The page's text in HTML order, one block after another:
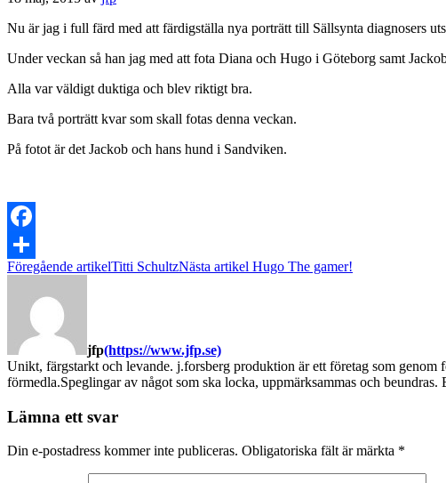
Nu är jag i full färd med att färdigställa nya porträtt till Sällsynta diagnosers
Under veckan så han jag med att fota Diana och Hugo i Göteborg samt
Alla var väldigt duktiga och blev riktigt bra.
Bara två porträtt kvar som skall fotas denna veckan.
På fotot är det Jackob och hans hund i Sandviken.
Facebook
Dela
Föregående artikelTitti SchultzNästa artikel Hugo The gamer!
jfp(https://www.jfp.se)
Unikt, färgstarkt och levande. j.forsberg produktion är ett företag som
förmedla.Speglingar av något som ska locka, uppmärksammas och
Lämna ett svar
Din e-postadress kommer inte publiceras. Obligatoriska fält är märkta *